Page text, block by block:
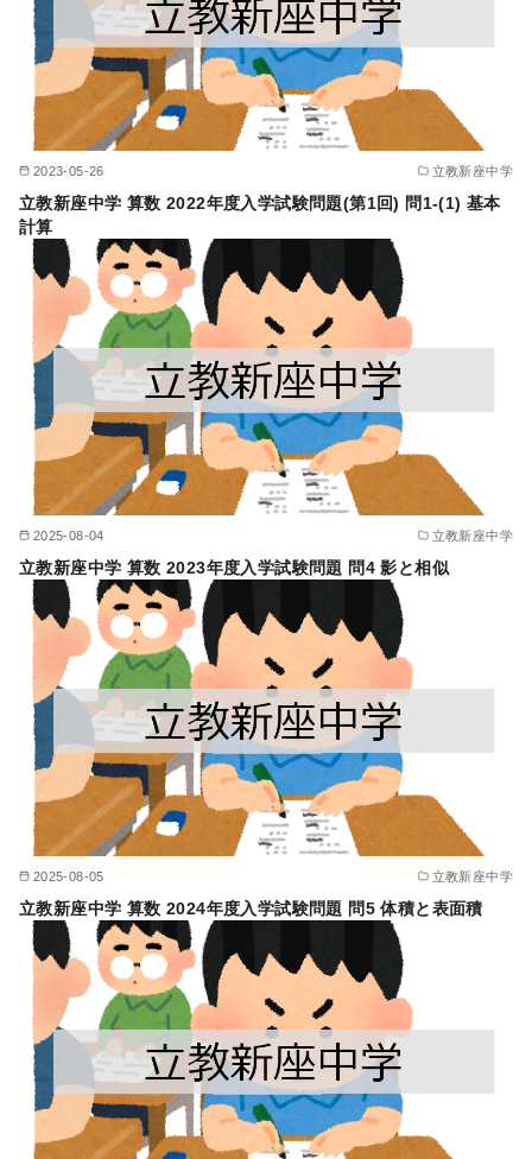
2023-05-26 立教新座中学
立教新座中学 算数 2022年度入学試験問題(第1回) 問1-(1) 基本
計算
2025-08-04 立教新座中学
立教新座中学 算数 2023年度入学試験問題 問4 影と相似
2025-08-05 立教新座中学
立教新座中学 算数 2024年度入学試験問題 問5 体積と表面積